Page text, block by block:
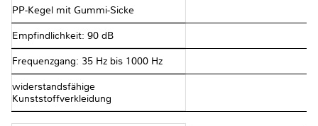
PP-Kegel mit Gummi-Sicke
Empfindlichkeit: 90 dB
Frequenzgang: 35 Hz bis 1000 Hz
widerstandsfähige
Kunststoffverkleidung